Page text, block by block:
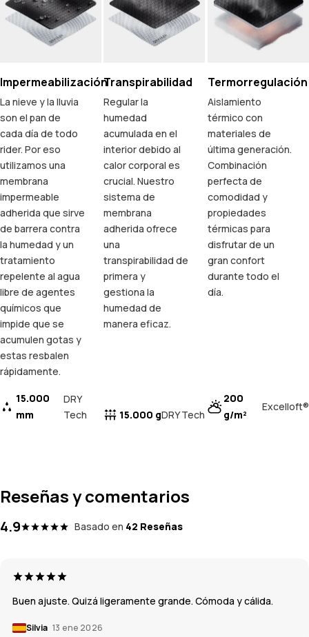
Impermeabilización
La nieve y la lluvia
son el pan de
cada día de todo
rider. Por eso
utilizamos una
membrana
impermeable
adherida que sirve
de barrera contra
la humedad y un
tratamiento
repelente al agua
libre de agentes
químicos que
impide que se
acumulen gotas y
estas resbalen
rápidamente.
15.000
mm
DRY
Tech
Transpirabilidad
Regular la
humedad
acumulada en el
interior debido al
calor corporal es
crucial. Nuestro
sistema de
membrana
adherida ofrece
una
transpirabilidad de
primera y
gestiona la
humedad de
manera eficaz.
15.000 gDRY Tech
Termorregulación
Aislamiento
térmico con
materiales de
última generación.
Combinación
perfecta de
comodidad y
propiedades
térmicas para
disfrutar de un
gran confort
durante todo el
día.
200
g/m²
Excelloft®
Reseñas y comentarios
4.9 Basado en 42 Reseñas
Buen ajuste. Quizá ligeramente grande. Cómoda y cálida.
Silvia 13 ene 2026